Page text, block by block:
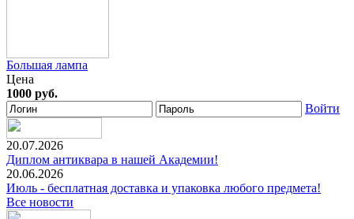
Большая лампа
Цена
1000 руб.
Войти
20.07.2026
Диплом антиквара в нашей Академии!
20.06.2026
Июль - бесплатная доставка и упаковка любого предмета!
Все новости